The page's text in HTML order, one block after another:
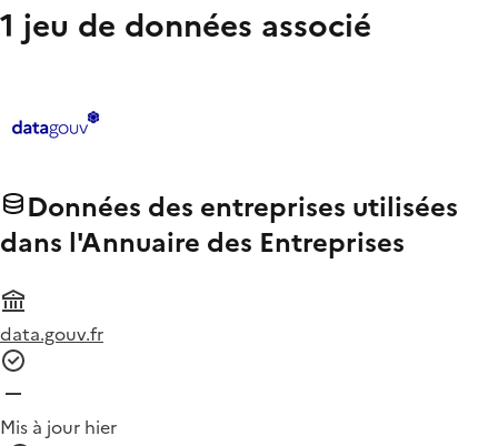
1 jeu de données associé
Données des entreprises utilisées
dans l'Annuaire des Entreprises
data.gouv.fr
Mis à jour hier